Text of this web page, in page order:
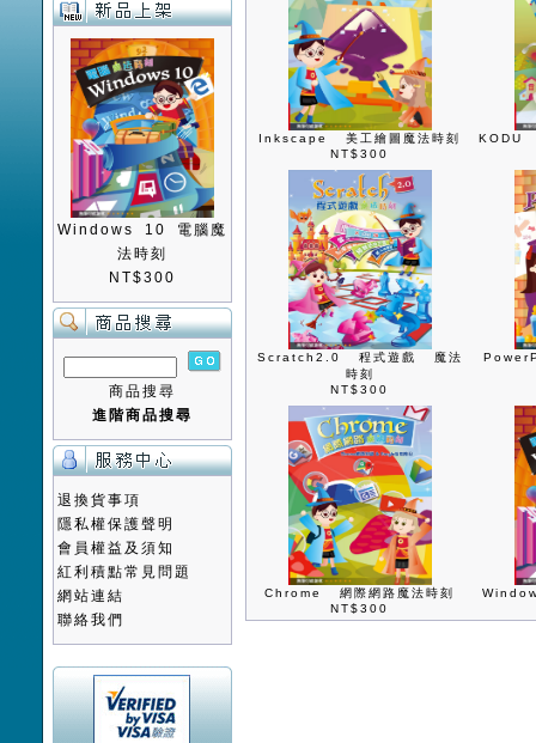
Windows 10 電腦魔
法時刻
NT$300
商品搜尋
進階商品搜尋
退換貨事項
隱私權保護聲明
會員權益及須知
紅利積點常見問題
網站連結
聯絡我們
Inkscape 美工繪圖魔法時刻
NT$300
KODU
Scratch2.0 程式遊戲 魔法
時刻
NT$300
Chrome 網際網路魔法時刻
NT$300